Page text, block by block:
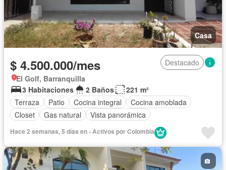
Casa
$ 4.500.000/mes
Destacado
El Golf, Barranquilla
3 Habitaciones
2 Baños
221 m²
Terraza
Patio Cocina integral
Cocina amoblada
Closet
Gas natural Vista panorámica
Hace 2 semanas, 5 días en - Activos por Colombia